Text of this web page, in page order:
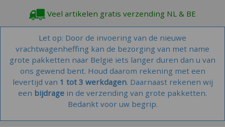
Veel artikelen gratis verzending NL & BE
Let op: Door de invoering van de nieuwe
vrachtwagenheffing kan de bezorging van met name
grote pakketten naar België iets langer duren dan u van
ons gewend bent. Houd daarom rekening met een
levertijd van 1 tot 3 werkdagen. Daarnaast rekenen wij
een bijdrage in de verzending van grote pakketten.
Bedankt voor uw begrip.